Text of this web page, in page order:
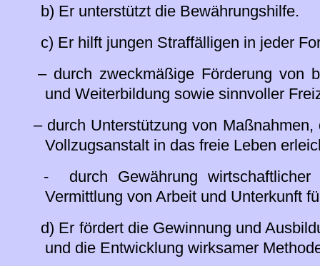
b) Er unterstützt die Bewährungshilfe.
c) Er hilft jungen Straffälligen in jeder
– durch zweckmäßige Förderung von
und Weiterbildung sowie sinnvoller
– durch Unterstützung von
Vollzugsanstalt in das freie Leben
- durch Gewährung wirtschaftlicher
Vermittlung von Arbeit und Unterkunft
d) Er fördert die Gewinnung und
und die Entwicklung wirksamer